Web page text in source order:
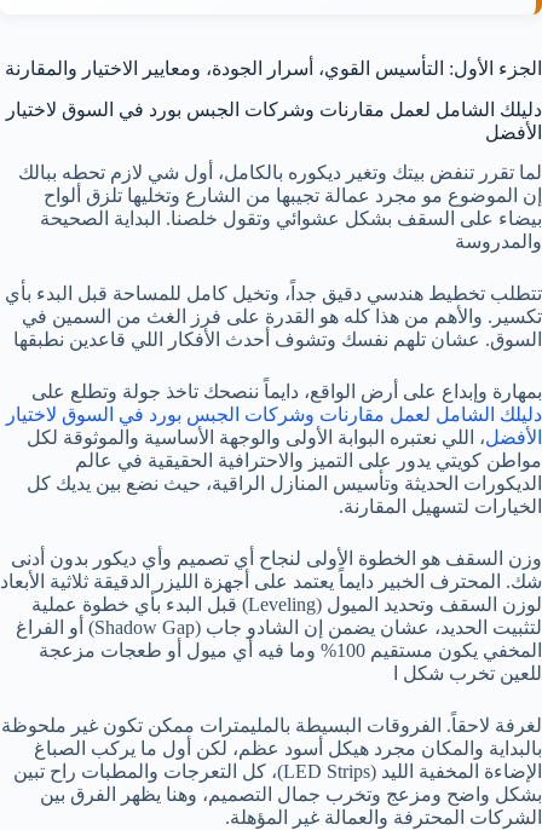
الجزء الأول: التأسيس القوي، أسرار الجودة، ومعايير الاختيار والمقارنة
دليلك الشامل لعمل مقارنات وشركات الجبس بورد في السوق لاختيار
الأفضل
لما تقرر تنفض بيتك وتغير ديكوره بالكامل، أول شي لازم تحطه ببالك
إن الموضوع مو مجرد عمالة تجيبها من الشارع وتخليها تلزق ألواح
بيضاء على السقف بشكل عشوائي وتقول خلصنا. البداية الصحيحة
والمدروسة
تتطلب تخطيط هندسي دقيق جداً، وتخيل كامل للمساحة قبل البدء بأي
تكسير. والأهم من هذا كله هو القدرة على فرز الغث من السمين في
السوق. عشان تلهم نفسك وتشوف أحدث الأفكار اللي قاعدين نطبقها
بمهارة وإبداع على أرض الواقع، دايماً ننصحك تاخذ جولة وتطلع على
دليلك الشامل لعمل مقارنات وشركات الجبس بورد في السوق لاختيار
الأفضل، اللي نعتبره البوابة الأولى والوجهة الأساسية والموثوقة لكل
مواطن كويتي يدور على التميز والاحترافية الحقيقية في عالم
الديكورات الحديثة وتأسيس المنازل الراقية، حيث نضع بين يديك كل
الخيارات لتسهيل المقارنة.
وزن السقف هو الخطوة الأولى لنجاح أي تصميم وأي ديكور بدون أدنى
شك. المحترف الخبير دايماً يعتمد على أجهزة الليزر الدقيقة ثلاثية الأبعاد
لوزن السقف وتحديد الميول (Leveling) قبل البدء بأي خطوة عملية
لتثبيت الحديد، عشان يضمن إن الشادو جاب (Shadow Gap) أو الفراغ
المخفي يكون مستقيم 100% وما فيه أي ميول أو طعجات مزعجة
للعين تخرب شكل ا
لغرفة لاحقاً. الفروقات البسيطة بالمليمترات ممكن تكون غير ملحوظة
بالبداية والمكان مجرد هيكل أسود عظم، لكن أول ما يركب الصباغ
الإضاءة المخفية الليد (LED Strips)، كل التعرجات والمطبات راح تبين
بشكل واضح ومزعج وتخرب جمال التصميم، وهنا يظهر الفرق بين
الشركات المحترفة والعمالة غير المؤهلة.